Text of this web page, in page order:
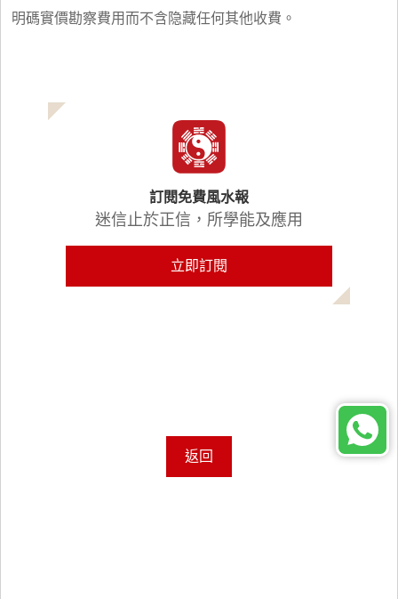
明碼實價勘察費用而不含隐藏任何其他收費。
訂閱免費風水報
迷信止於正信，所學能及應用
立即訂閱
返回